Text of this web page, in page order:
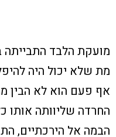
מועקת הלבד התבייתה
מת שלא יכול היה
אף פעם הוא לא הבין
החרדה שליוותה אותו
הבמה אל הירכתיים,